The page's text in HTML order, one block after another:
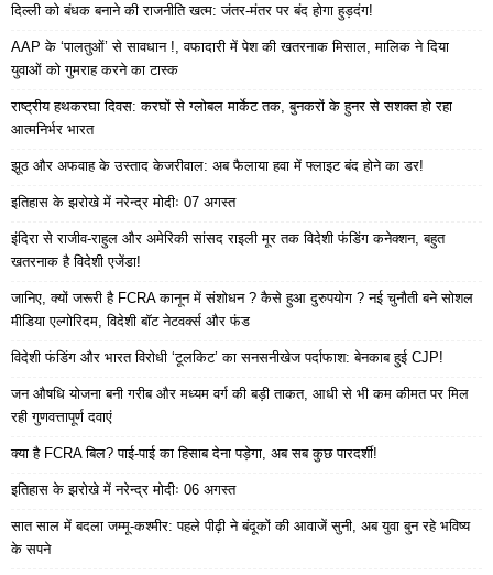
दिल्ली को बंधक बनाने की राजनीति खत्म: जंतर-मंतर पर बंद होगा हुड़दंग!
AAP के ‘पालतुओं’ से सावधान !, वफादारी में पेश की खतरनाक मिसाल, मालिक ने दिया
युवाओं को गुमराह करने का टास्क
राष्ट्रीय हथकरघा दिवस: करघों से ग्लोबल मार्केट तक, बुनकरों के हुनर से सशक्त हो रहा
आत्मनिर्भर भारत
झूठ और अफवाह के उस्ताद केजरीवाल: अब फैलाया हवा में फ्लाइट बंद होने का डर!
इतिहास के झरोखे में नरेन्द्र मोदीः 07 अगस्त
इंदिरा से राजीव-राहुल और अमेरिकी सांसद राइली मूर तक विदेशी फंडिंग कनेक्शन, बहुत
खतरनाक है विदेशी एजेंडा!
जानिए, क्यों जरूरी है FCRA कानून में संशोधन ? कैसे हुआ दुरुपयोग ? नई चुनौती बने सोशल
मीडिया एल्गोरिदम, विदेशी बॉट नेटवर्क्स और फंड
विदेशी फंडिंग और भारत विरोधी ‘टूलकिट’ का सनसनीखेज पर्दाफाश: बेनकाब हुई CJP!
जन औषधि योजना बनी गरीब और मध्यम वर्ग की बड़ी ताकत, आधी से भी कम कीमत पर मिल
रही गुणवत्तापूर्ण दवाएं
क्या है FCRA बिल? पाई-पाई का हिसाब देना पड़ेगा, अब सब कुछ पारदर्शी!
इतिहास के झरोखे में नरेन्द्र मोदीः 06 अगस्त
सात साल में बदला जम्मू-कश्मीर: पहले पीढ़ी ने बंदूकों की आवाजें सुनी, अब युवा बुन रहे भविष्य
के सपने